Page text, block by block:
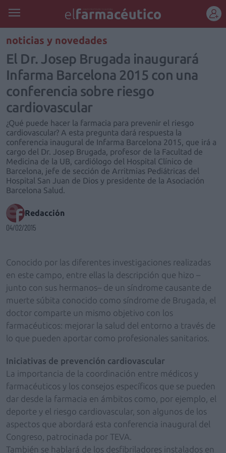
REGÍSTRATE
noticias y novedades
El Dr. Josep Brugada inaugurará
Infarma Barcelona 2015 con una
conferencia sobre riesgo
cardiovascular
¿Qué puede hacer la farmacia para prevenir el riesgo
cardiovascular? A esta pregunta dará respuesta la
conferencia inaugural de Infarma Barcelona 2015, que irá a
cargo del Dr. Josep Brugada, profesor de la Facultad de
Medicina de la UB, cardiólogo del Hospital Clínico de
Barcelona, jefe de sección de Arritmias Pediátricas del
Hospital San Juan de Dios y presidente de la Asociación
Barcelona Salud.
Redacción
04/02/2015
Conocido por las diferentes investigaciones realizadas
en este campo, entre ellas la descripción que hizo –
junto con sus hermanos– de un síndrome causante de
muerte súbita conocido como síndrome de Brugada, el
doctor comparte un mismo objetivo con los
farmacéuticos: mejorar la salud del entorno a través de
lo que pueden aportar como profesionales sanitarios.
Iniciativas de prevención cardiovascular
La importancia de la coordinación entre médicos y
farmacéuticos y los consejos específicos que se pueden
dar desde la farmacia en ámbitos como, por ejemplo, el
deporte y el riesgo cardiovascular, son algunos de los
aspectos que abordará esta conferencia inaugural del
Congreso, patrocinada por TEVA.
También se hablará de los desfibriladores instalados en